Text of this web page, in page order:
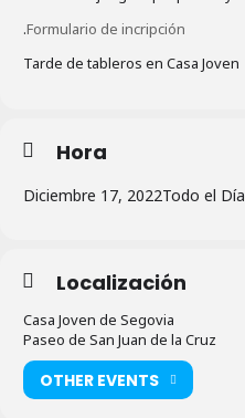
.Formulario de incripción
Tarde de tableros en Casa Joven
Hora
Diciembre 17, 2022Todo el Día
Localización
Casa Joven de Segovia
Paseo de San Juan de la Cruz
OTHER EVENTS